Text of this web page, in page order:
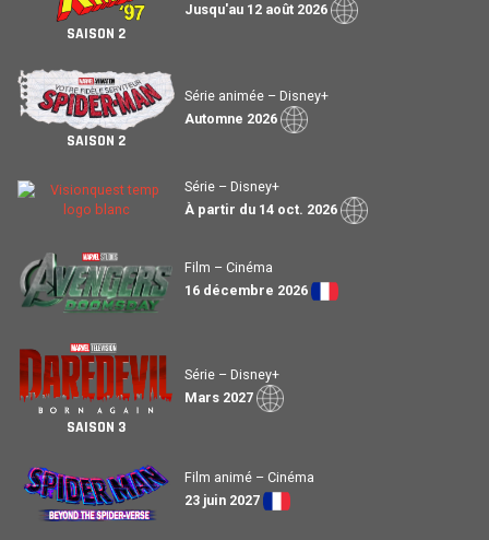
SAISON 2
Jusqu'au 12 août 2026
SAISON 2
Série animée – Disney+
Automne 2026
Série – Disney+
À partir du 14 oct. 2026
Film – Cinéma
16 décembre 2026
SAISON 3
Série – Disney+
Mars 2027
Film animé – Cinéma
23 juin 2027